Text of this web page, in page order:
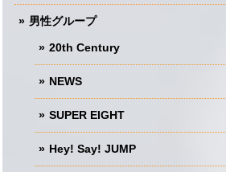
男性グループ
20th Century
NEWS
SUPER EIGHT
Hey! Say! JUMP